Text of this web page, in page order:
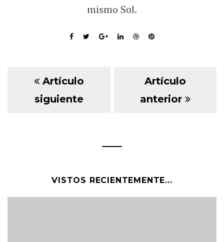
mismo Sol.
Artículo
siguiente
Artículo
anterior
VISTOS RECIENTEMENTE...